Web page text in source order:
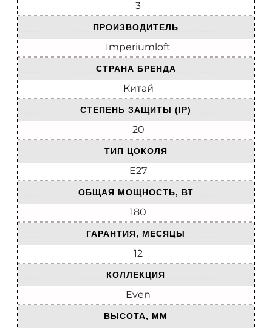
3
ПРОИЗВОДИТЕЛЬ
Imperiumloft
СТРАНА БРЕНДА
Китай
СТЕПЕНЬ ЗАЩИТЫ (IP)
20
ТИП ЦОКОЛЯ
E27
ОБЩАЯ МОЩНОСТЬ, ВТ
180
ГАРАНТИЯ, МЕСЯЦЫ
12
КОЛЛЕКЦИЯ
Even
ВЫСОТА, ММ